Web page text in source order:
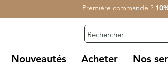
Nouveautés Acheter Nos
Première commande ?